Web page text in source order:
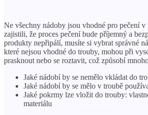
Ne všechny nádoby jsou vhodné pro pečení v
zajistili, že proces pečení bude příjemný a
produkty nepřipálí, musíte si vybrat správné
které nejsou vhodné do trouby, mohou při
prasknout nebo se roztavit, což způsobí
Jaké nádobí by se nemělo vkládat do
Jaké nádobí by se mělo v troubě
Jaké pokrmy lze vložit do trouby:
materiálu